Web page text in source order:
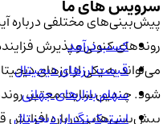
پیش‌بینی‌های مختلفی درباره
روندهای کنونی و پذیرش
می‌تواند به یکی از ارزهای
شود. چندین سایت معتبر،
پیش‌بینی‌هایی درباره افزایش
سرویس های ما
کسب درآمد
قیمت ارزهای دیجیتال
سهام بازارهای جهانی
استیکینگ ارز دیجیتال